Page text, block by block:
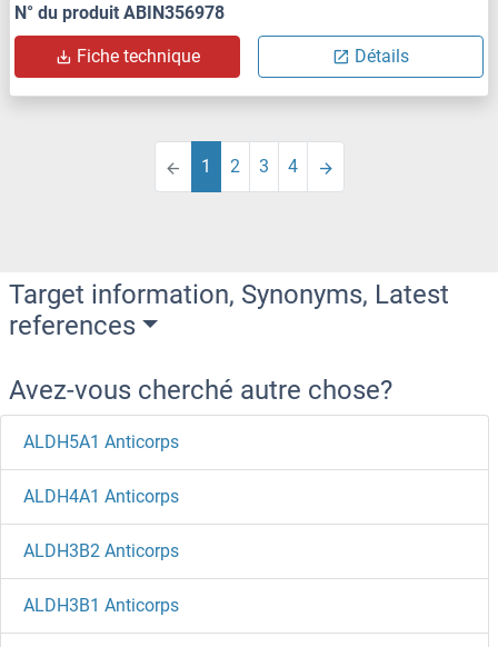
N° du produit ABIN356978
Fiche technique Détails
1 2 3 4
Target information, Synonyms, Latest
references
Avez-vous cherché autre chose?
ALDH5A1 Anticorps
ALDH4A1 Anticorps
ALDH3B2 Anticorps
ALDH3B1 Anticorps